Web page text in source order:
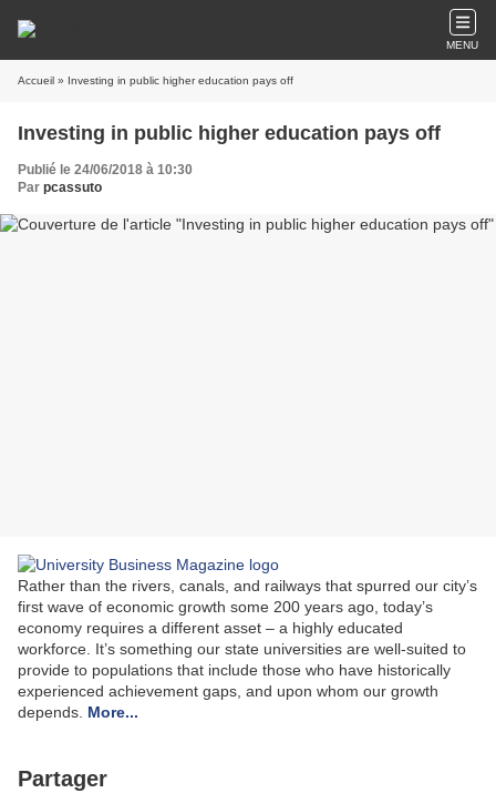
MENU
Accueil » Investing in public higher education pays off
Investing in public higher education pays off
Publié le 24/06/2018 à 10:30
Par pcassuto
Rather than the rivers, canals, and railways that spurred our city’s
first wave of economic growth some 200 years ago, today’s
economy requires a different asset – a highly educated
workforce. It’s something our state universities are well-suited to
provide to populations that include those who have historically
experienced achievement gaps, and upon whom our growth
depends. More...
Partager